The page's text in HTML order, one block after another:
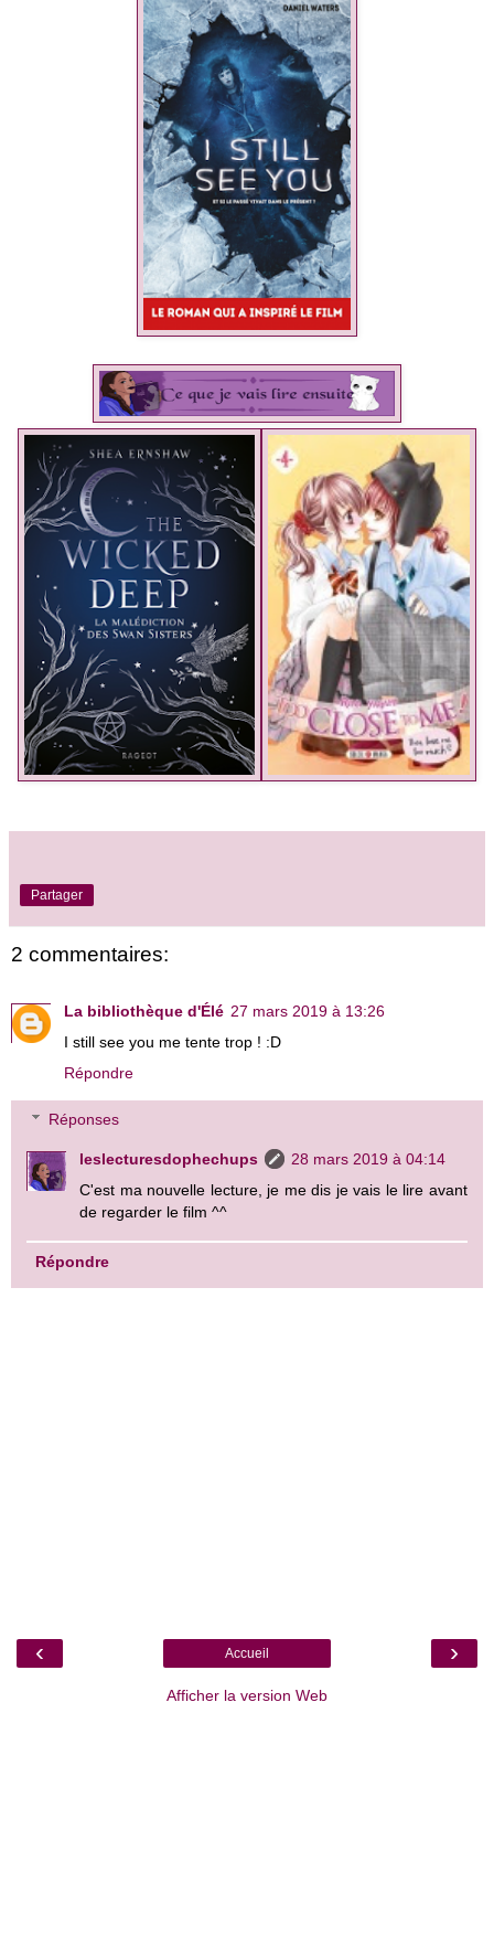
Partager
2 commentaires:
La bibliothèque d'Élé 27 mars 2019 à 13:26
I still see you me tente trop ! :D
Répondre
Réponses
leslecturesdophechups
28 mars 2019 à 04:14
C'est ma nouvelle lecture, je me dis je vais le lire avant
de regarder le film ^^
Répondre
‹ ›
Accueil
Afficher la version Web